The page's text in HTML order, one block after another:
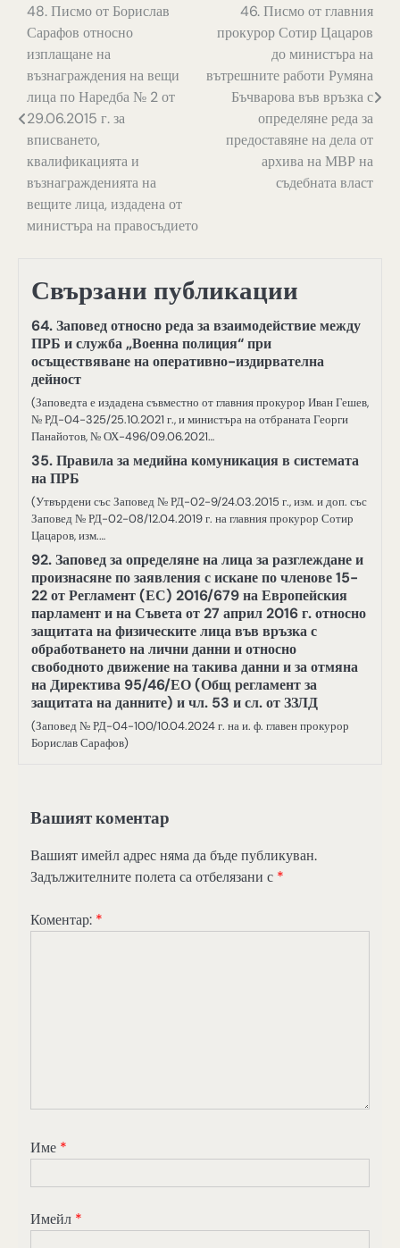
Навигация
48. Писмо от Борислав
Сарафов относно
изплащане на
възнаграждения на вещи
лица по Наредба № 2 от
29.06.2015 г. за
вписването,
квалификацията и
възнагражденията на
вещите лица, издадена от
министъра на правосъдието
46. Писмо от главния
прокурор Сотир Цацаров
до министъра на
вътрешните работи Румяна
Бъчварова във връзка с
определяне реда за
предоставяне на дела от
архива на МВР на
съдебната власт
Свързани публикации
64. Заповед относно реда за взаимодействие между
ПРБ и служба „Военна полиция“ при
осъществяване на оперативно-издирвателна
дейност
(Заповедта е издадена съвместно от главния прокурор Иван Гешев,
№ РД-04-325/25.10.2021 г., и министъра на отбраната Георги
Панайотов, № ОХ-496/09.06.2021…
35. Правила за медийна комуникация в системата
на ПРБ
(Утвърдени със Заповед № РД-02-9/24.03.2015 г., изм. и доп. със
Заповед № РД-02-08/12.04.2019 г. на главния прокурор Сотир
Цацаров, изм.…
92. Заповед за определяне на лица за разглеждане и
произнасяне по заявления с искане по членове 15-
22 от Регламент (ЕС) 2016/679 на Европейския
парламент и на Съвета от 27 април 2016 г. относно
защитата на физическите лица във връзка с
обработването на лични данни и относно
свободното движение на такива данни и за отмяна
на Директива 95/46/ЕО (Общ регламент за
защитата на данните) и чл. 53 и сл. от ЗЗЛД
(Заповед № РД-04-100/10.04.2024 г. на и. ф. главен прокурор
Борислав Сарафов)
Вашият коментар
Вашият имейл адрес няма да бъде публикуван.
Задължителните полета са отбелязани с *
Коментар: *
Име *
Имейл *